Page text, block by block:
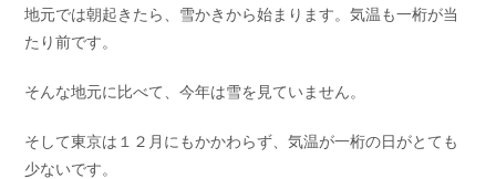
地元では朝起きたら、雪かきから始まります。気温も一桁が当
たり前です。
そんな地元に比べて、今年は雪を見ていません。
そして東京は１２月にもかかわらず、気温が一桁の日がとても
少ないです。